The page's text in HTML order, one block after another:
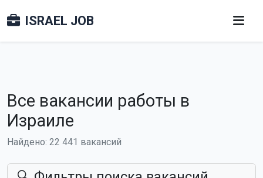
ISRAEL JOB
Все вакансии работы в
Израиле
Найдено: 22 441 вакансий